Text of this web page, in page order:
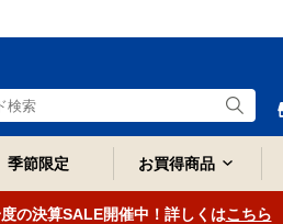
季節限定 お買得商品
の決算SALE開催中！詳しくはこちら